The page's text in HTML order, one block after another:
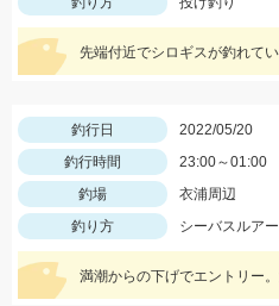
釣行日
2022/05/20
釣行時間
23:00～01:00
釣場
衣浦周辺
釣り方
シーバスルアー